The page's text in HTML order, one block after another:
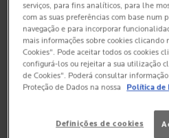
O QUE É A
INFLAMATÓRIA E
A HIPERPIGMENTAÇÃO
DESAPARECE?
serviços, para fins analíticos, para lhe
com as suas preferências com base num
navegação e para incorporar
mais informações sobre cookies clicando
Cookies". Pode aceitar todos os cookies
configurá-los ou rejeitar a sua utilização
de Cookies". Poderá consultar
Proteção de Dados na nossa
Política de
Definições de cookies